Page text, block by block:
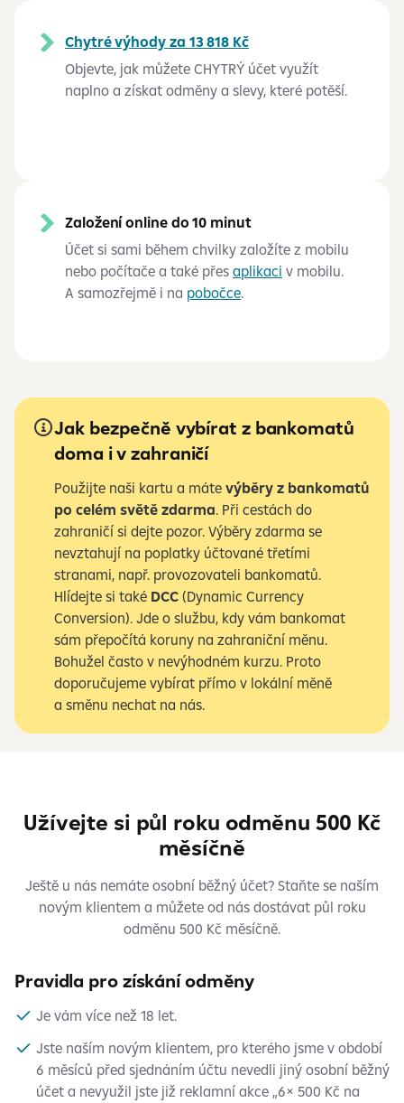
Chytré výhody za 13 818 Kč
Objevte, jak můžete CHYTRÝ účet využít
naplno a získat odměny a slevy, které potěší.
Založení online do 10 minut
Účet si sami během chvilky založíte z mobilu
nebo počítače a také přes aplikaci v mobilu.
A samozřejmě i na pobočce.
Jak bezpečně vybírat z bankomatů
doma i v zahraničí
Použijte naši kartu a máte výběry z bankomatů
po celém světě zdarma. Při cestách do
zahraničí si dejte pozor. Výběry zdarma se
nevztahují na poplatky účtované třetími
stranami, např. provozovateli bankomatů.
Hlídejte si také DCC (Dynamic Currency
Conversion). Jde o službu, kdy vám bankomat
sám přepočítá koruny na zahraniční měnu.
Bohužel často v nevýhodném kurzu. Proto
doporučujeme vybírat přímo v lokální měně
a směnu nechat na nás.
Užívejte si půl roku odměnu 500 Kč
měsíčně
Ještě u nás nemáte osobní běžný účet? Staňte se naším
novým klientem a můžete od nás dostávat půl roku
odměnu 500 Kč měsíčně.
Pravidla pro získání odměny
Je vám více než 18 let.
Jste naším novým klientem, pro kterého jsme v období
6 měsíců před sjednáním účtu nevedli jiný osobní běžný
účet a nevyužil jste již reklamní akce „6× 500 Kč na